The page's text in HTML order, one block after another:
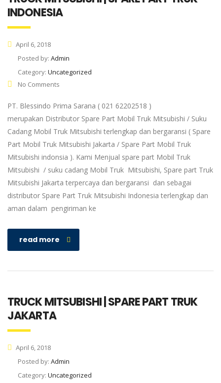
INDONESIA
April 6, 2018
Posted by: Admin
Category: Uncategorized
No Comments
PT. Blessindo Prima Sarana ( 021 62202518 )
merupakan Distributor Spare Part Mobil Truk Mitsubishi / Suku
Cadang Mobil Truk Mitsubishi terlengkap dan bergaransi ( Spare
Part Mobil Truk Mitsubishi Jakarta / Spare Part Mobil Truk
Mitsubishi indonsia ). Kami Menjual spare part Mobil Truk
Mitsubishi / suku cadang Mobil Truk Mitsubishi, Spare part Truk
Mitsubishi Jakarta terpercaya dan bergaransi dan sebagai
distributor Spare Part Truk Mitsubishi Indonesia terlengkap dan
aman dalam pengiriman ke
read more
TRUCK MITSUBISHI | SPARE PART TRUK
JAKARTA
April 6, 2018
Posted by: Admin
Category: Uncategorized